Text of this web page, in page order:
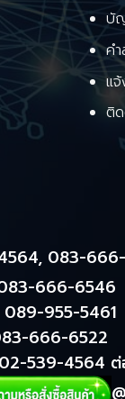
บั
ค
แจ้
ติด
083-
666-6546
955-5461
666-6522
539-4564 ต่